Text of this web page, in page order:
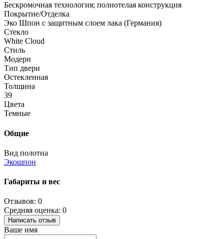
Бескромочная технология; полнотелая конструкция
Покрытие/Отделка
Эко Шпон с защитным слоем лака (Германия)
Стекло
White Cloud
Стиль
Модерн
Тип двери
Остекленная
Толщина
39
Цвета
Темные
Общие
Вид полотна
Экошпон
Габариты и вес
Отзывов: 0
Средняя оценка: 0
Написать отзыв
Ваше имя